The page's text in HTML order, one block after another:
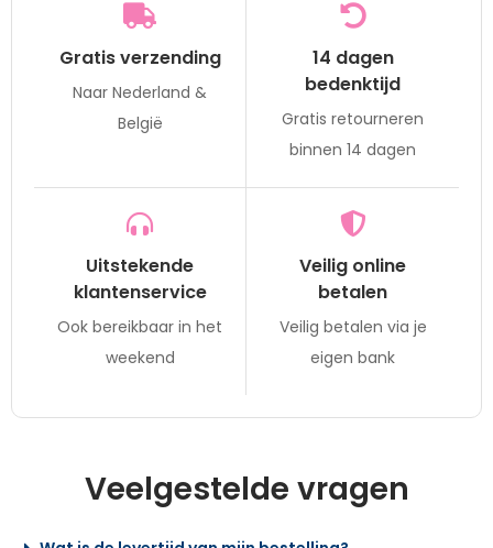
Gratis verzending
Naar Nederland &
België
14 dagen
bedenktijd
Gratis retourneren
binnen 14 dagen
Uitstekende
klantenservice
Ook bereikbaar in het
weekend
Veilig online
betalen
Veilig betalen via je
eigen bank
Veelgestelde vragen